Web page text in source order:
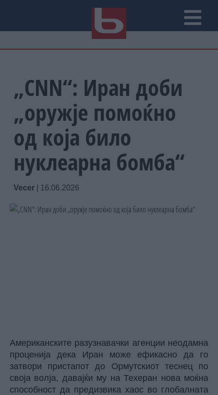
„CNN“: Иран доби
„оружје помоќно
од која било
нуклеарна бомба“
Vecer 16.06.2026
Американските разузнавачки агенции неодамна
проценија дека Иран може ефикасно да го
затвори пристапот до Ормутскиот теснец по
своја волја, давајќи му на Техеран нова моќна
способност да предизвика хаос во глобалната